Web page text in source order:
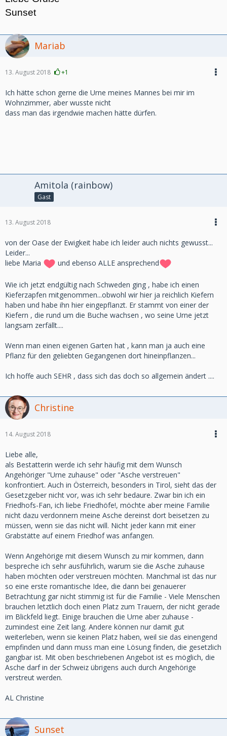
Sunset
Mariab
13. August 2018 +1
Ich hätte schon gerne die Urne meines Mannes bei mir im
Wohnzimmer, aber wusste nicht
dass man das irgendwie machen hätte dürfen.
Amitola (rainbow)
Gast
13. August 2018
von der Oase der Ewigkeit habe ich leider auch nichts gewusst...
Leider...
liebe Maria
und ebenso ALLE ansprechend
Wie ich jetzt endgültig nach Schweden ging , habe ich einen
Kieferzapfen mitgenommen...obwohl wir hier ja reichlich Kiefern
haben und habe ihn hier eingepflanzt. Er stammt von einer der
Kiefern , die rund um die Buche wachsen , wo seine Urne jetzt
langsam zerfällt....
Wenn man einen eigenen Garten hat , kann man ja auch eine
Pflanz für den geliebten Gegangenen dort hineinpflanzen...
Ich hoffe auch SEHR , dass sich das doch so allgemein ändert ....
Christine
14. August 2018
Liebe alle,
als Bestatterin werde ich sehr häufig mit dem Wunsch
Angehöriger "Urne zuhause" oder "Asche verstreuen"
konfrontiert. Auch in Österreich, besonders in Tirol, sieht das der
Gesetzgeber nicht vor, was ich sehr bedaure. Zwar bin ich ein
Friedhofs-Fan, ich liebe Friedhöfe!, möchte aber meine Familie
nicht dazu verdonnern meine Asche dereinst dort beisetzen zu
müssen, wenn sie das nicht will. Nicht jeder kann mit einer
Grabstätte auf einem Friedhof was anfangen.
Wenn Angehörige mit diesem Wunsch zu mir kommen, dann
bespreche ich sehr ausführlich, warum sie die Asche zuhause
haben möchten oder verstreuen möchten. Manchmal ist das nur
so eine erste romantische Idee, die dann bei genauerer
Betrachtung gar nicht stimmig ist für die Familie - Viele Menschen
brauchen letztlich doch einen Platz zum Trauern, der nicht gerade
im Blickfeld liegt. Einige brauchen die Urne aber zuhause -
zumindest eine Zeit lang. Andere können nur damit gut
weiterleben, wenn sie keinen Platz haben, weil sie das einengend
empfinden und dann muss man eine Lösung finden, die gesetzlich
gangbar ist. Mit oben beschriebenen Angebot ist es möglich, die
Asche darf in der Schweiz übrigens auch durch Angehörige
verstreut werden.
AL Christine
Sunset